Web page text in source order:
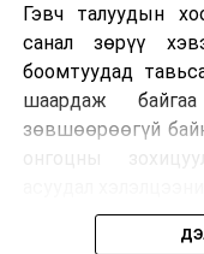
Гэвч талуудын
санал зөрүү
боомтуудад
шаардаж
зөвшөөрөөгүй
онгоцны
Хэлэлцээрийн